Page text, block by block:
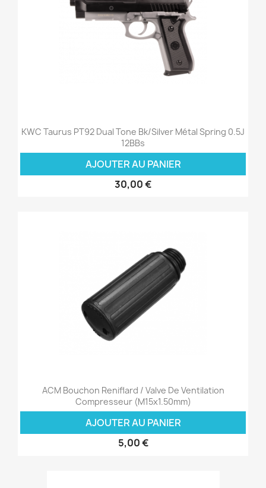
KWC Taurus PT92 Dual Tone Bk/Silver Métal Spring 0.5J
12BBs
AJOUTER AU PANIER
30,00 €
ACM Bouchon Reniflard / Valve De Ventilation
Compresseur (M15x1.50mm)
AJOUTER AU PANIER
5,00 €